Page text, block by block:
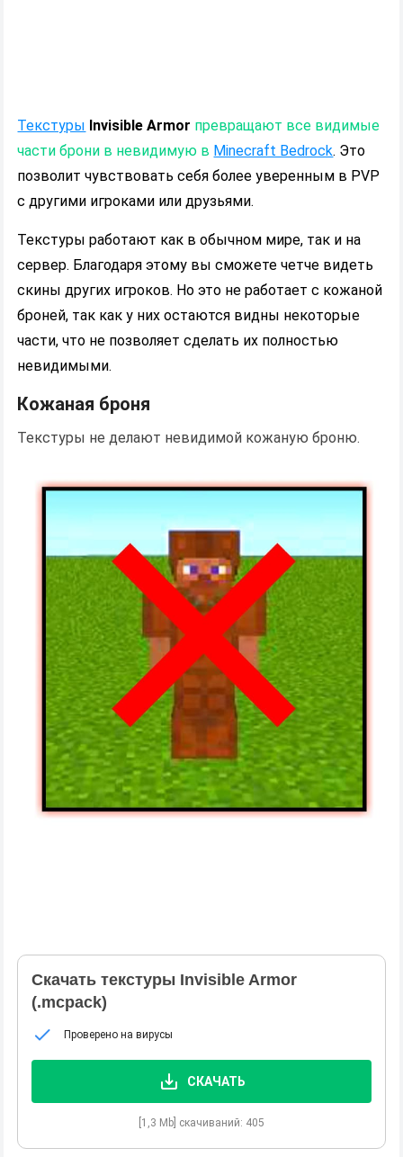
Текстуры Invisible Armor превращают все видимые
части брони в невидимую в Minecraft Bedrock. Это
позволит чувствовать себя более уверенным в PVP
с другими игроками или друзьями.
Текстуры работают как в обычном мире, так и на
сервер. Благодаря этому вы сможете четче видеть
скины других игроков. Но это не работает с кожаной
броней, так как у них остаются видны некоторые
части, что не позволяет сделать их полностью
невидимыми.
Кожаная броня
Текстуры не делают невидимой кожаную броню.
Скачать текстуры Invisible Armor
(.mcpack)
Проверено на вирусы
СКАЧАТЬ
[1,3 Mb] скачиваний: 405